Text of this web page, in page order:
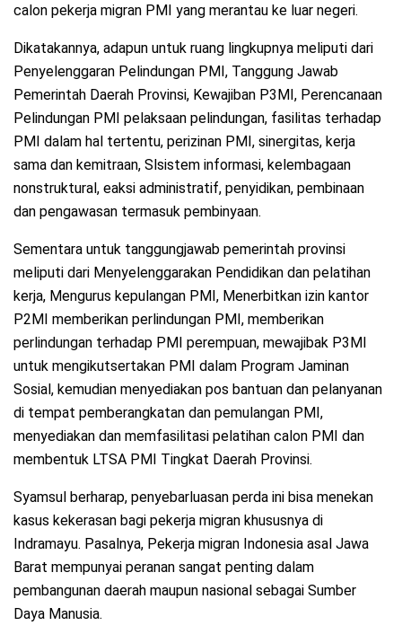
calon pekerja migran PMI yang merantau ke luar negeri.
Dikatakannya, adapun untuk ruang lingkupnya meliputi dari
Penyelenggaran Pelindungan PMI, Tanggung Jawab
Pemerintah Daerah Provinsi, Kewajiban P3MI, Perencanaan
Pelindungan PMI pelaksaan pelindungan, fasilitas terhadap
PMI dalam hal tertentu, perizinan PMI, sinergitas, kerja
sama dan kemitraan, Slsistem informasi, kelembagaan
nonstruktural, eaksi administratif, penyidikan, pembinaan
dan pengawasan termasuk pembinyaan.
Sementara untuk tanggungjawab pemerintah provinsi
meliputi dari Menyelenggarakan Pendidikan dan pelatihan
kerja, Mengurus kepulangan PMI, Menerbitkan izin kantor
P2MI memberikan perlindungan PMI, memberikan
perlindungan terhadap PMI perempuan, mewajibak P3MI
untuk mengikutsertakan PMI dalam Program Jaminan
Sosial, kemudian menyediakan pos bantuan dan pelanyanan
di tempat pemberangkatan dan pemulangan PMI,
menyediakan dan memfasilitasi pelatihan calon PMI dan
membentuk LTSA PMI Tingkat Daerah Provinsi.
Syamsul berharap, penyebarluasan perda ini bisa menekan
kasus kekerasan bagi pekerja migran khususnya di
Indramayu. Pasalnya, Pekerja migran Indonesia asal Jawa
Barat mempunyai peranan sangat penting dalam
pembangunan daerah maupun nasional sebagai Sumber
Daya Manusia.